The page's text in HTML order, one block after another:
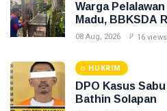
Warga
Madu, BBKSDA
Jebak
08 Aug, 2026 16 views
HUKRIM
DPO Kasus
Bathin Solapan